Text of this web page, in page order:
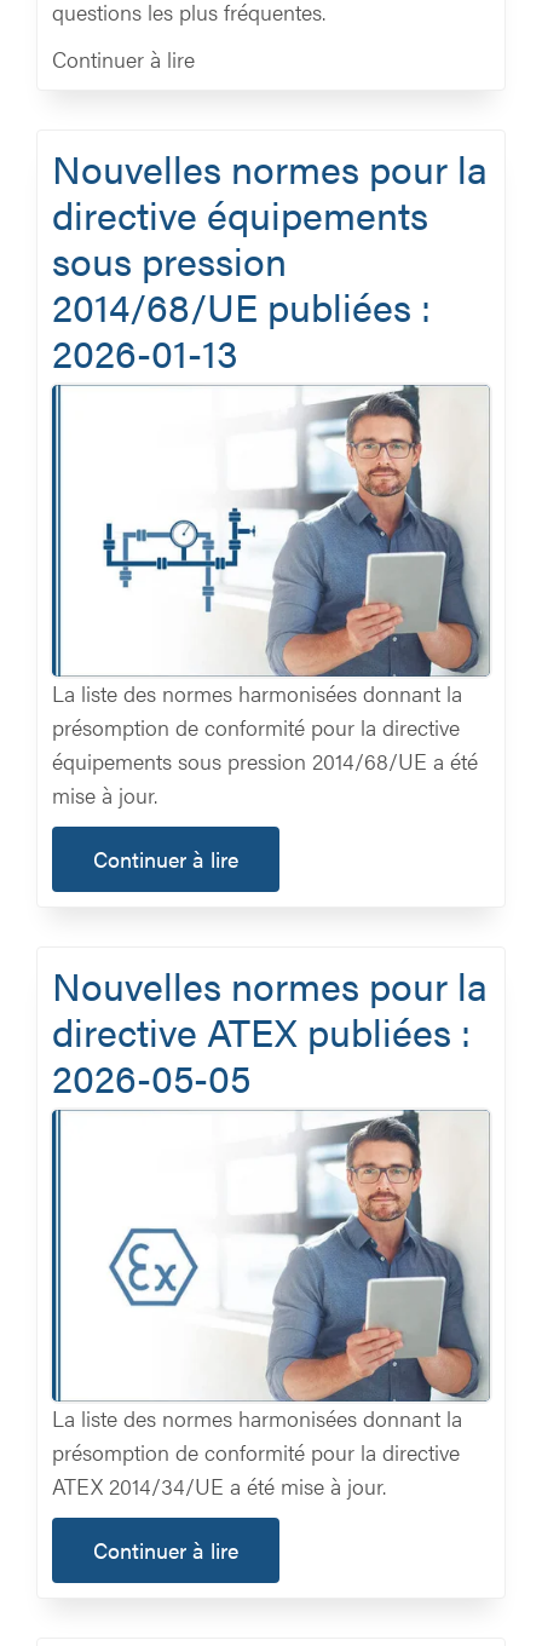
questions les plus fréquentes.
Continuer à lire
Nouvelles normes pour la
directive équipements
sous pression
2014/68/UE publiées :
2026-01-13
La liste des normes harmonisées donnant la
présomption de conformité pour la directive
équipements sous pression 2014/68/UE a été
mise à jour.
Continuer à lire
Nouvelles normes pour la
directive ATEX publiées :
2026-05-05
La liste des normes harmonisées donnant la
présomption de conformité pour la directive
ATEX 2014/34/UE a été mise à jour.
Continuer à lire